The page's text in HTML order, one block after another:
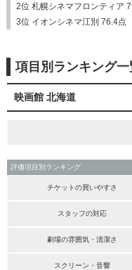
2位 札幌シネマフロンティア
3位 イオンシネマ江別 76.4点
項目別ランキング一
映画館 北海道
評価項目別ランキング
チケットの買いやすさ
スタッフの対応
劇場の雰囲気・清潔さ
スクリーン・音響